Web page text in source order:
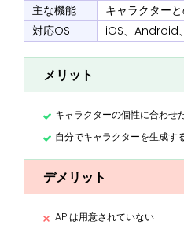
主な機能
キャラクター
対応OS
iOS、Android
メリット
キャラクターの個性に合わせ
自分でキャラクターを生成す
デメリット
APIは用意されていない